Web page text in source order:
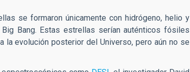
se formaron únicamente con hidrógeno, helio y
Bang. Estas estrellas serían auténticos fósiles
la evolución posterior del Universo, pero aún no se